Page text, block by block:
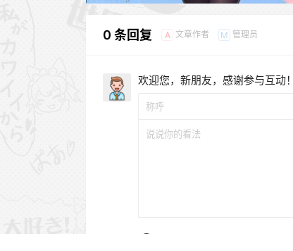
0 条回复 A 文章作者 M 管理员
欢迎您，新朋友，感谢参与互动！